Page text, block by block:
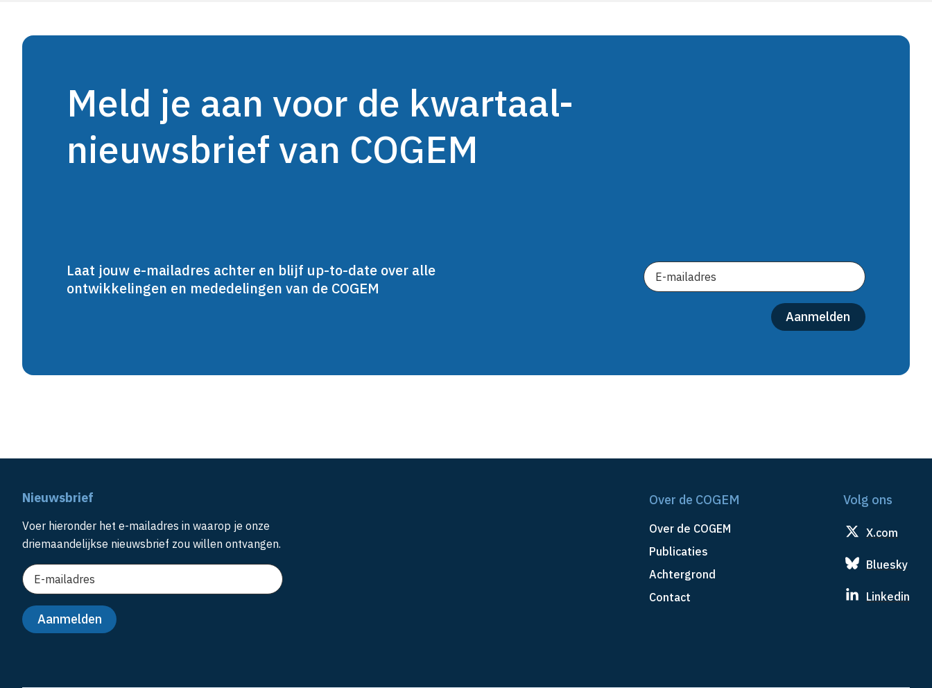
Meld je aan voor de kwartaal-
nieuwsbrief van COGEM
Laat jouw e-mailadres achter en blijf up-to-date over alle
ontwikkelingen en mededelingen van de COGEM
Nieuwsbrief
Voer hieronder het e-mailadres in waarop je onze
driemaandelijkse nieuwsbrief zou willen ontvangen.
Over de COGEM
Over de COGEM
Publicaties
Achtergrond
Contact
Volg ons
X.com
Bluesky
Linkedin